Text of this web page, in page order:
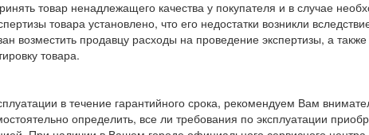
товар ненадлежащего качества у покупателя и в случае
товара установлено, что его недостатки возникли
возместить продавцу расходы на проведение экспертизы, а
товара.
в течение гарантийного срока, рекомендуем Вам
определить, все ли требования по эксплуатации